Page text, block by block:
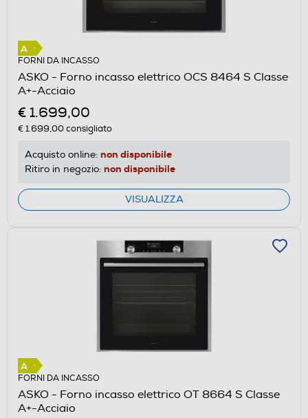
FORNI DA INCASSO
ASKO - Forno incasso elettrico OCS 8464 S Classe
A+-Acciaio
€ 1.699,00
€ 1.699,00consigliato
Acquisto online: non disponibile
Ritiro in negozio: non disponibile
VISUALIZZA
FORNI DA INCASSO
ASKO - Forno incasso elettrico OT 8664 S Classe
A+-Acciaio